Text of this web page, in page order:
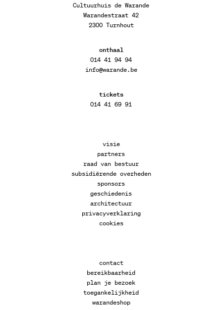
Cultuurhuis de Warande
Warandestraat 42
2300 Turnhout
onthaal
014 41 94 94
info@warande.be
tickets
014 41 69 91
visie
partners
raad van bestuur
subsidiërende overheden
sponsors
geschiedenis
architectuur
privacyverklaring
cookies
contact
bereikbaarheid
plan je bezoek
toegankelijkheid
warandeshop